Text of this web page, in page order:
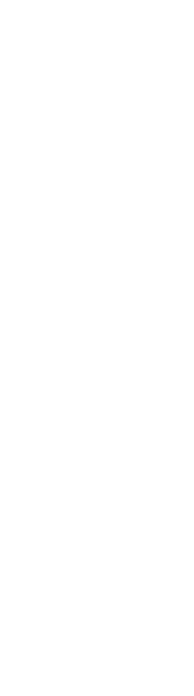
en Sodimac tenemos
así que no
para que
Además, elige entre las
importantes al
con una amplia
De esta manera,
garantizada.